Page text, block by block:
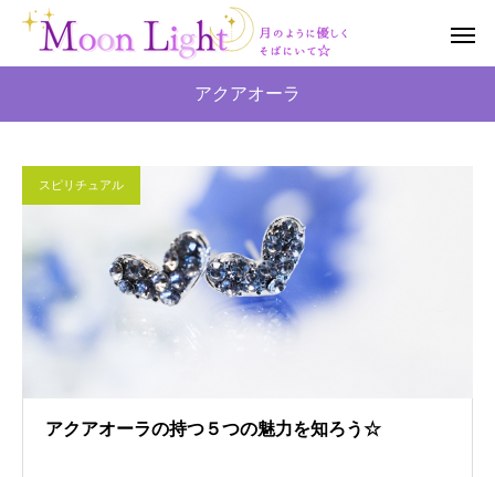
アクアオーラ
スピリチュアル
アクアオーラの持つ５つの魅力を知ろう☆